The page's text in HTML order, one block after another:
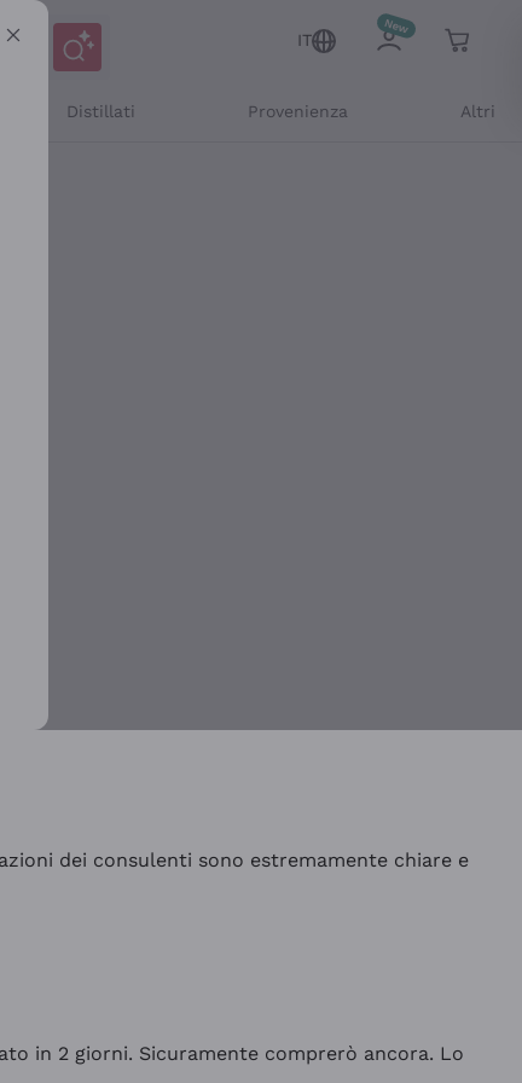
IT
Distillati Provenienza Altri
dei consulenti sono estremamente chiare e
in 2 giorni. Sicuramente comprerò ancora. Lo